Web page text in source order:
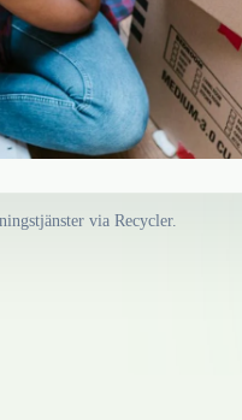
via Recycler.